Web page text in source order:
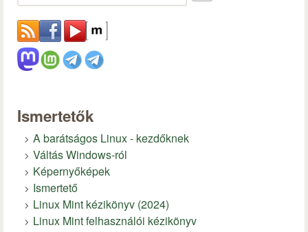
Ismertetők
A barátságos Linux - kezdőknek
Váltás Windows-ról
Képernyőképek
Ismertető
Linux Mint kézikönyv (2024)
Linux Mint felhasználói kézikönyv